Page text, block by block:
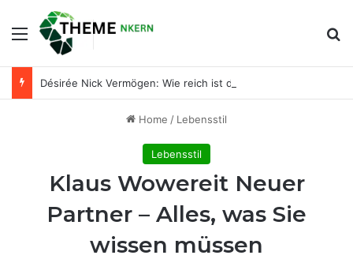
Menu
Home / Lebensstil
Lebensstil
Klaus Wowereit Neuer
Partner – Alles, was Sie
wissen müssen